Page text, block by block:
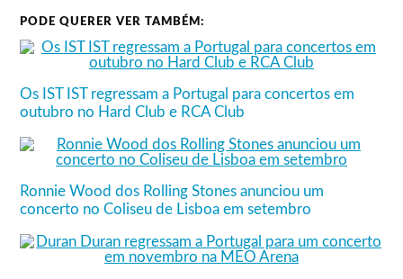
Bilhetes podem ser comprados a partir de
Quarta Feira 20 de Fevereiro, através de
toda a rede Blue Ticket, na Unkind.pt,
de Lisboa, ABEP, The Phone House, Altice
Arena, Rede PAGAQUI e ACP.
PODE QUERER VER TAMBÉM:
Os IST IST regressam a Portugal para concertos em
outubro no Hard Club e RCA Club
Ronnie Wood dos Rolling Stones anunciou um
concerto no Coliseu de Lisboa em setembro